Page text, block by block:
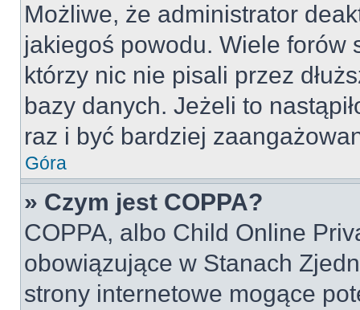
Możliwe, że administrator
jakiegoś powodu. Wiele forów
którzy nic nie pisali przez
bazy danych. Jeżeli to
raz i być bardziej
Góra
» Czym jest COPPA?
COPPA, albo Child Online
obowiązujące w Stanach
strony internetowe mogące